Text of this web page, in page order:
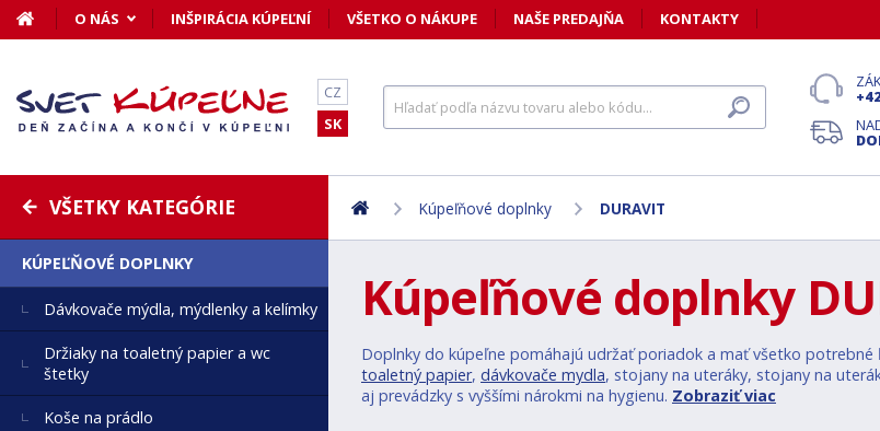
O NÁS INŠPIRÁCIA KÚPEĽNÍ VŠETKO O NÁKUPE NAŠE PREDAJŇA KONTAKTY
CZ
SK
Kúpeľňové doplnky DURAVIT
Kúpeľňové doplnky
Doplnky do kúpeľne pomáhajú udržať poriadok a mať všetko
toaletný papier, dávkovače mydla, stojany na uteráky, stojany na
aj prevádzky s vyššími nárokmi na hygienu. Zobraziť viac
VŠETKY KATEGÓRIE
KÚPEĽŇOVÉ DOPLNKY
Dávkovače mýdla, mýdlenky a kelímky
Držiaky na toaletný papier a wc
štetky
Koše na prádlo